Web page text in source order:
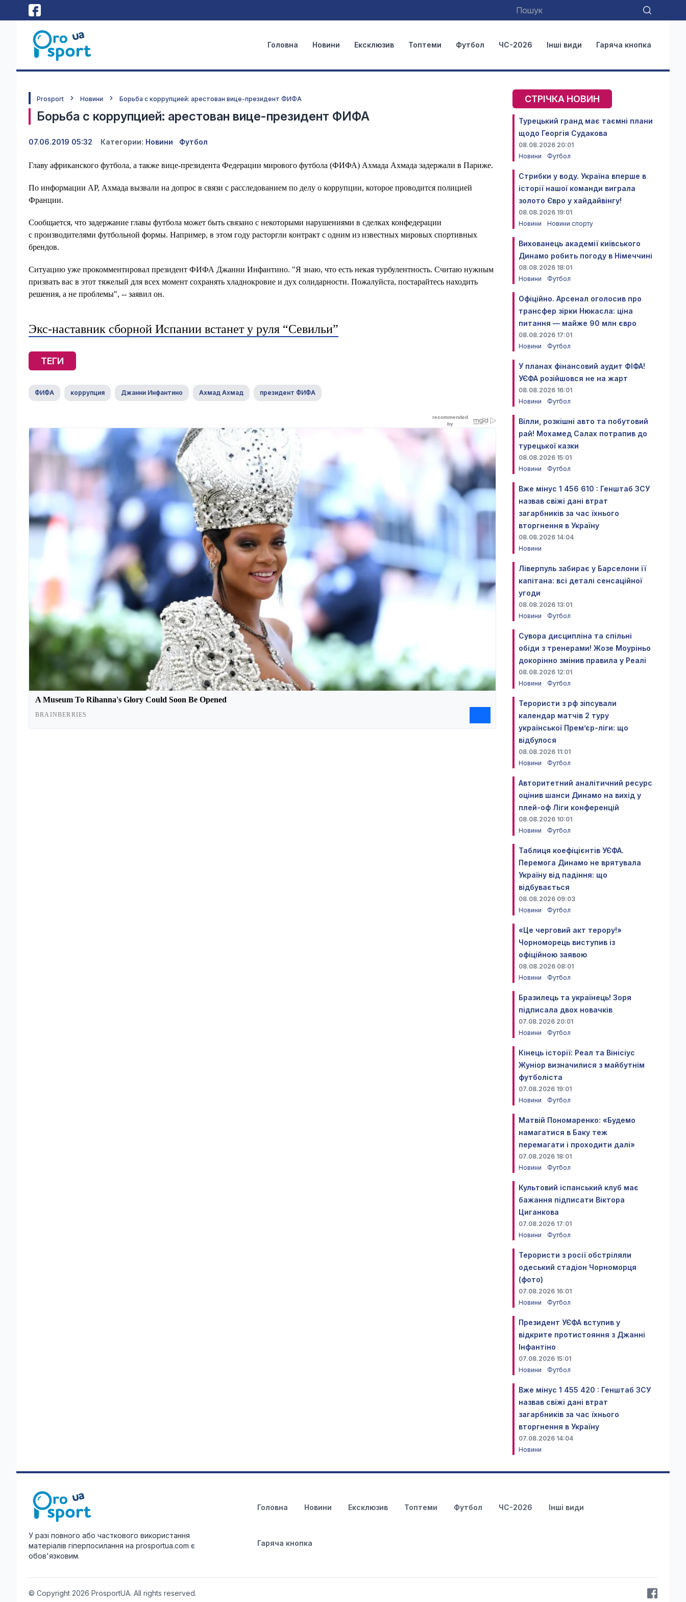
Головна Новини Ексклюзив Топтеми Футбол ЧС-2026 Інші види Гаряча кнопка
Prosport Новини Борьба с коррупцией: арестован вице-президент ФИФА
Борьба с коррупцией: арестован вице-президент ФИФА
07.06.2019 05:32 Категории: Новини Футбол
Главу африканского футбола, а также вице-президента Федерации мирового футбола (ФИФА) Ахмада Ахмада задержали в Париже.
По информации AP, Ахмада вызвали на допрос в связи с расследованием по делу о коррупции, которое проводится полицией
Франции.
Сообщается, что задержание главы футбола может быть связано с некоторыми нарушениями в сделках конфедерации
с производителями футбольной формы. Например, в этом году расторгли контракт с одним из известных мировых спортивных
брендов.
Ситуацию уже прокомментировал президент ФИФА Джанни Инфантино. "Я знаю, что есть некая турбулентность. Считаю нужным
призвать вас в этот тяжелый для всех момент сохранять хладнокровие и дух солидарности. Пожалуйста, постарайтесь находить
решения, а не проблемы", -- заявил он.
Экс-наставник сборной Испании встанет у руля “Севильи”
ТЕГИ
ФИФА коррупция Джанни Инфантино Ахмад Ахмад президент ФИФА
СТРІЧКА НОВИН
Турецький гранд має таємні плани
щодо Георгія Судакова
08.08.2026 20:01
Новини
Футбол
Стрибки у воду. Україна вперше в
історії нашої команди виграла
золото Євро у хайдайвінгу!
08.08.2026 19:01
Новини
Новини спорту
Вихованець академії київського
Динамо робить погоду в Німеччині
08.08.2026 18:01
Новини
Футбол
Офіційно. Арсенал оголосив про
трансфер зірки Нюкасла: ціна
питання — майже 90 млн євро
08.08.2026 17:01
Новини
Футбол
У планах фінансовий аудит ФІФА!
УЄФА розійшовся не на жарт
08.08.2026 16:01
Новини
Футбол
Вілли, розкішні авто та побутовий
рай! Мохамед Салах потрапив до
турецької казки
08.08.2026 15:01
Новини
Футбол
Вже мінус 1 456 610 : Генштаб ЗСУ
назвав свіжі дані втрат
загарбників за час їхнього
вторгнення в Україну
08.08.2026 14:04
Новини
Ліверпуль забирає у Барселони її
капітана: всі деталі сенсаційної
угоди
08.08.2026 13:01
Новини
Футбол
Сувора дисципліна та спільні
обіди з тренерами! Жозе Моуріньо
докорінно змінив правила у Реалі
08.08.2026 12:01
Новини
Футбол
Терористи з рф зіпсували
календар матчів 2 туру
української Прем’єр-ліги: що
відбулося
08.08.2026 11:01
Новини
Футбол
Авторитетний аналітичний ресурс
оцінив шанси Динамо на вихід у
плей-оф Ліги конференцій
08.08.2026 10:01
Новини
Футбол
Таблиця коефіцієнтів УЄФА.
Перемога Динамо не врятувала
Україну від падіння: що
відбувається
08.08.2026 09:03
Новини
Футбол
«Це черговий акт терору!»
Чорноморець виступив із
офіційною заявою
08.08.2026 08:01
Новини
Футбол
Бразилець та українець! Зоря
підписала двох новачків
07.08.2026 20:01
Новини
Футбол
Кінець історії: Реал та Вінісіус
Жуніор визначилися з майбутнім
футболіста
07.08.2026 19:01
Новини
Футбол
Матвій Пономаренко: «Будемо
намагатися в Баку теж
перемагати і проходити далі»
07.08.2026 18:01
Новини
Футбол
Культовий іспанський клуб має
бажання підписати Віктора
Циганкова
07.08.2026 17:01
Новини
Футбол
Терористи з росії обстріляли
одеський стадіон Чорноморця
(фото)
07.08.2026 16:01
Новини
Футбол
Президент УЄФА вступив у
відкрите протистояння з Джанні
Інфантіно
07.08.2026 15:01
Новини
Футбол
Вже мінус 1 455 420 : Генштаб ЗСУ
назвав свіжі дані втрат
загарбників за час їхнього
вторгнення в Україну
07.08.2026 14:04
Новини
У разі повного або часткового використання
матеріалів гіперпосилання на prosportua.com є
обов'язковим.
Головна Новини Ексклюзив Топтеми Футбол ЧС-2026 Інші види
Гаряча кнопка
© Copyright 2026 ProsportUA. All rights reserved.